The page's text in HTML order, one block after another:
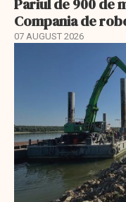
Pariul de 900 de
Compania de
07 AUGUST 2026